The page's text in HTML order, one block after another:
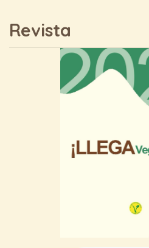
Revista